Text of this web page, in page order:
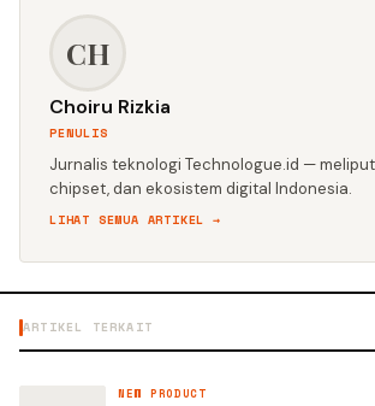
CH
Choiru Rizkia
PENULIS
Jurnalis teknologi Technologue.id —
chipset, dan ekosistem digital Indonesia.
LIHAT SEMUA ARTIKEL →
ARTIKEL TERKAIT
NEW PRODUCT